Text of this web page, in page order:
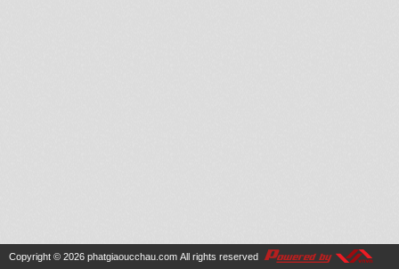
Copyright © 2026 phatgiaoucchau.com All rights reserved